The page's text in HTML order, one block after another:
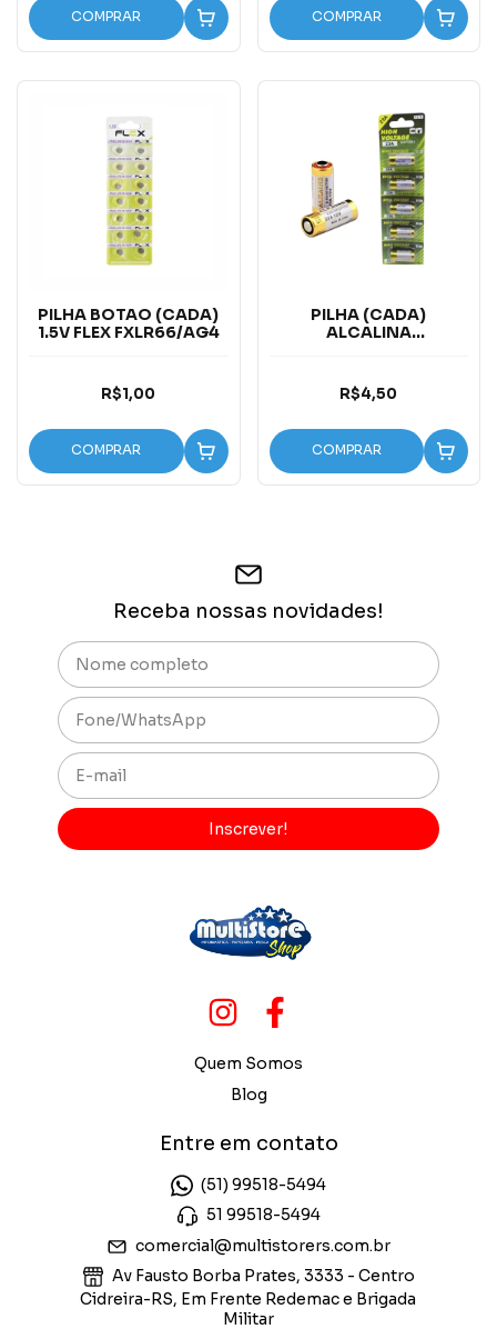
COMPRAR COMPRAR
PILHA BOTAO (CADA)
1.5V FLEX FXLR66/AG4
R$1,00
COMPRAR
PILHA (CADA)
ALCALINA
R$4,50
COMPRAR
Receba nossas novidades!
Quem Somos
Blog
Entre em contato
(51) 99518-5494
51 99518-5494
comercial@multistorers.com.br
Av Fausto Borba Prates, 3333 - Centro
Cidreira-RS, Em Frente Redemac e Brigada
Militar